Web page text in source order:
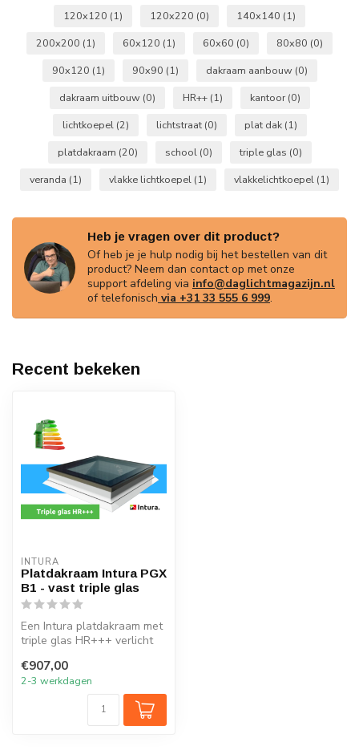
120x120 (1) 120x220 (0) 140x140 (1)
200x200 (1) 60x120 (1) 60x60 (0) 80x80 (0)
90x120 (1) 90x90 (1) dakraam aanbouw (0)
dakraam uitbouw (0) HR++ (1) kantoor (0)
lichtkoepel (2) lichtstraat (0) plat dak (1)
platdakraam (20) school (0) triple glas (0)
veranda (1) vlakke lichtkoepel (1) vlakkelichtkoepel (1)
Heb je vragen over dit product?
Of heb je je hulp nodig bij het bestellen van dit
product? Neem dan contact op met onze
support afdeling via info@daglichtmagazijn.nl
of telefonisch via +31 33 555 6 999.
Recent bekeken
INTURA
Platdakraam Intura PGX
B1 - vast triple glas
Een Intura platdakraam met
triple glas HR+++ verlicht
€907,00
2-3 werkdagen